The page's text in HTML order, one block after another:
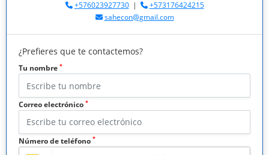
+576023927730|
+573176424215
sahecon@gmail.com
¿Prefieres que te contactemos?
Tu nombre *
Correo electrónico *
Número de teléfono *